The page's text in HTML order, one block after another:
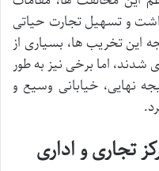
و تسهیل تجارت حیاتی
این تخریب ها، بسیاری از
شدند، اما برخی نیز به طور
نهایی، خیابانی وسیع و
تجاری و اداری